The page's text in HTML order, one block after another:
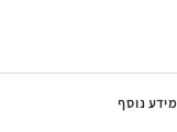
מידע נוסף